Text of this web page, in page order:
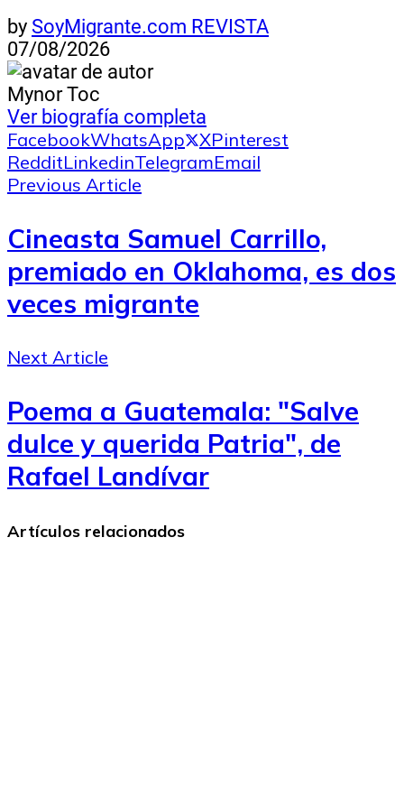
by SoyMigrante.com REVISTA
07/08/2026
Mynor Toc
Ver biografía completa
FacebookWhatsApp XPinterest
RedditLinkedinTelegramEmail
Previous Article
Cineasta Samuel Carrillo,
premiado en Oklahoma, es dos
veces migrante
Next Article
Poema a Guatemala: "Salve
dulce y querida Patria", de
Rafael Landívar
Artículos relacionados